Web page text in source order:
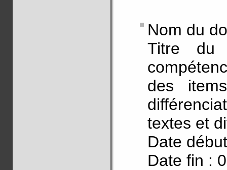
Nom du
Titre du
des
textes et
Date
Date fin :